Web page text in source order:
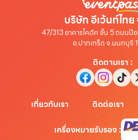
บริษัท อีเว้นท์ไท
47/313 อาคารไคตัค ชั้น 5 ถนนป๊
อ.ปากเกร็ด จ.นนทบุรี
ติดตามเรา :
เกี่ยวกับเรา ติดต่อเรา
เครื่องหมายรับรอง: